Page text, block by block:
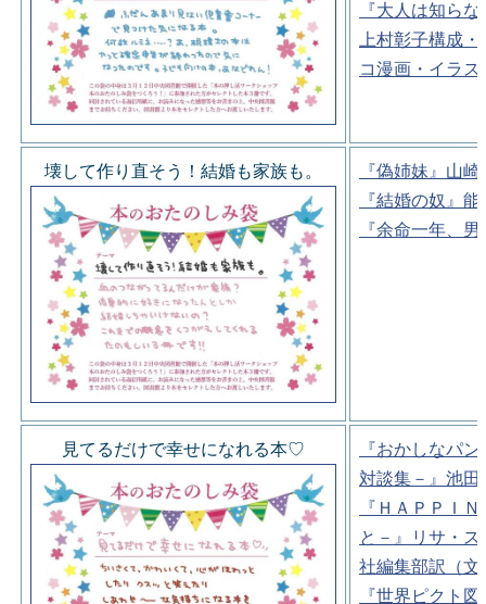
『大人は知ら
上村彰子構成
コ漫画・イラ
壊して作り直そう！結婚も家族も。
『偽姉妹』山
『結婚の奴』
『余命一年、
見てるだけで幸せになれる本♡
『おかしなパ
対談集－』池
『ＨＡＰＰＩ
と－』リサ・
社編集部訳（文
『世界ピクト